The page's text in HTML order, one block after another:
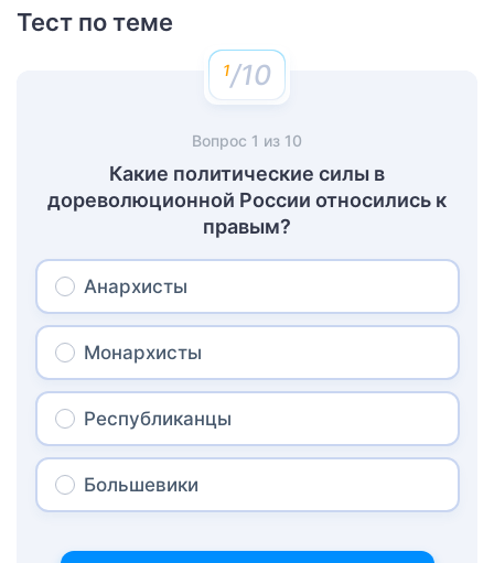
Тест по теме
/10
Вопрос 1 из 10
Какие политические силы в
дореволюционной России относились к
правым?
Анархисты
Монархисты
Республиканцы
Большевики